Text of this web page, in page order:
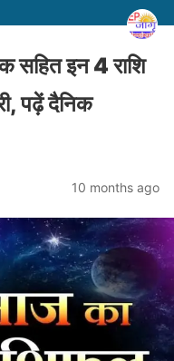
इन 4 राशि
पढ़ें दैनिक
10 months ago